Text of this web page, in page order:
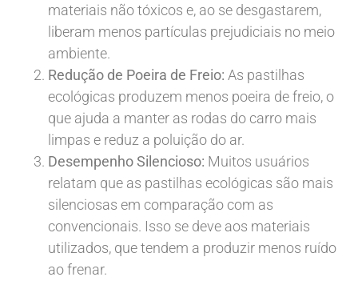
materiais não tóxicos e, ao se desgastarem,
liberam menos partículas prejudiciais no meio
ambiente.
Redução de Poeira de Freio: As pastilhas
ecológicas produzem menos poeira de freio, o
que ajuda a manter as rodas do carro mais
limpas e reduz a poluição do ar.
Desempenho Silencioso: Muitos usuários
relatam que as pastilhas ecológicas são mais
silenciosas em comparação com as
convencionais. Isso se deve aos materiais
utilizados, que tendem a produzir menos ruído
ao frenar.